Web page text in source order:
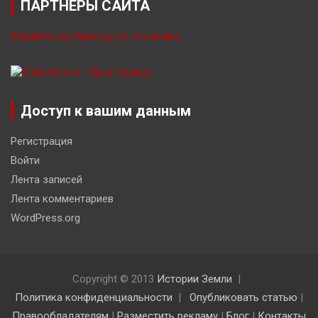
ПАРТНЁРЫ САЙТА
Перейти на страницу со ссылками
Доступ к вашим данным
Регистрация
Войти
Лента записей
Лента комментариев
WordPress.org
Copyright © 2013 Истории Земли
Политика конфиденциальности
Опубликовать статью |